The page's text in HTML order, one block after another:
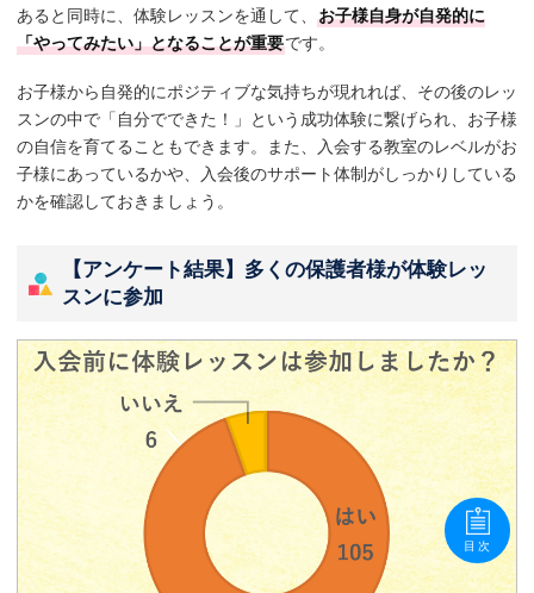
あると同時に、体験レッスンを通して、 お子様自身が自発的に
「やってみたい」となることが重要です。
お子様から自発的にポジティブな気持ちが現れれば、その後のレッ
スンの中で「自分でできた！」という成功体験に繋げられ、お子様
の自信を育てることもできます。また、入会する教室のレベルがお
子様にあっているかや、入会後のサポート体制がしっかりしている
かを確認しておきましょう。
【アンケート結果】多くの保護者様が体験レッ
スンに参加
目次